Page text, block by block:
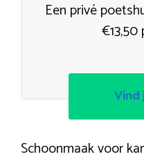
Een privé
€13,50
Vind
Schoonmaak voor